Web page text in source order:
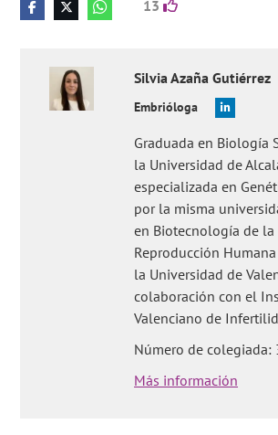
13
Silvia Azaña Gutiérrez
Embrióloga
Graduada en Biología
la Universidad de
especializada en
por la misma
en Biotecnología de la
Reproducción
la Universidad de
colaboración con el
Valenciano de
Número de colegiada:
Más información